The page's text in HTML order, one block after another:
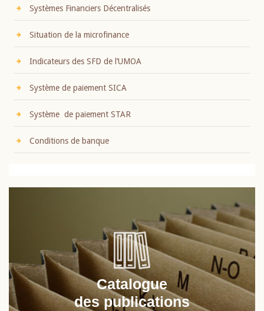
Systèmes Financiers Décentralisés
Situation de la microfinance
Indicateurs des SFD de l’UMOA
Système de paiement SICA
Système de paiement STAR
Conditions de banque
Catalogue
des publications